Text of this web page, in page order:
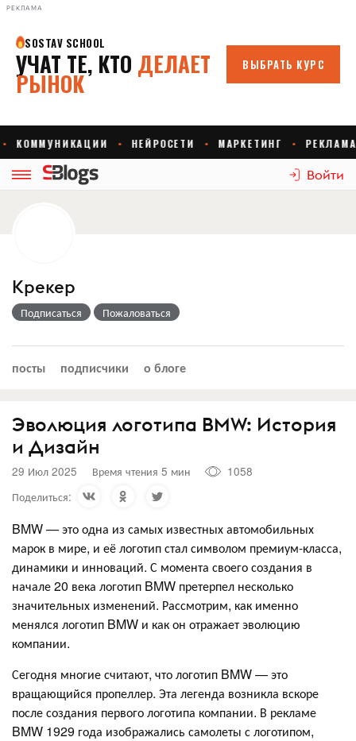
РЕКЛАМА
Войти
Крекер
Подписаться Пожаловаться
посты подписчики о блоге
Эволюция логотипа BMW: История
и Дизайн
29 Июл 2025 Время чтения 5 мин
1058
Поделиться:
BMW — это одна из самых известных автомобильных
марок в мире, и её логотип стал символом премиум-класса,
динамики и инноваций. С момента своего создания в
начале 20 века логотип BMW претерпел несколько
значительных изменений. Рассмотрим, как именно
менялся логотип BMW и как он отражает эволюцию
компании.
Сегодня многие считают, что логотип BMW — это
вращающийся пропеллер. Эта легенда возникла вскоре
после создания первого логотипа компании. В рекламе
BMW 1929 года изображались самолеты с логотипом,